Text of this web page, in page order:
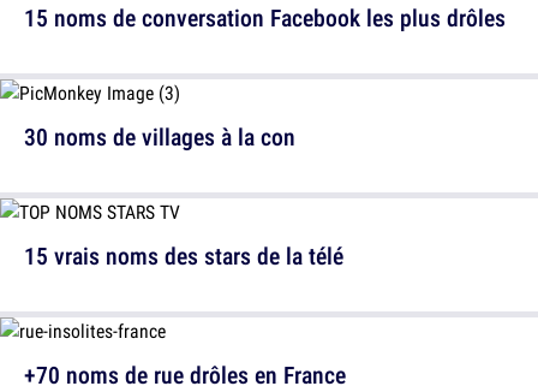
30 noms de villages à la con
+70 noms de rue drôles en France
15 noms de conversation Facebook les plus drôles
15 vrais noms des stars de la télé